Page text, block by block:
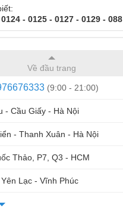
- 0125 - 0127 - 0129 - 088
Về đầu trang
(9:00 - 21:00)
- Cầu Giấy - Hà Nội
- Thanh Xuân - Hà Nội
Thảo, P7, Q3 - HCM
Lạc - Vĩnh Phúc